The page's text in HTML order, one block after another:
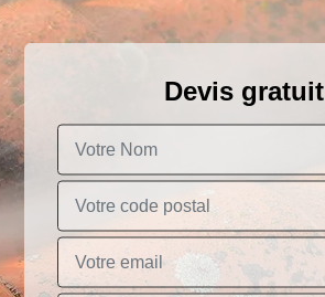
Devis gratuit